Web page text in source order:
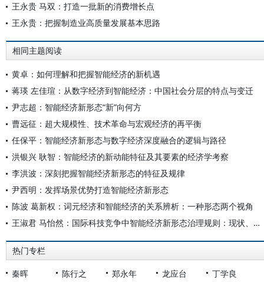
王永贵 马双：打造一批新的消费增长点
王永贵：把握制造业高质量发展基本思路
相同主题阅读
黄卓：如何理解和把握智能经济的新机遇
蒋瑛 左佳瑄：从数字经济到智能经济：中国社会分层的特点与变迁
尹志超：智能经济新形态“新”向何方
曹远征：超大规模性、技术革命与宏观经济的再平衡
任保平：智能经济新形态与数字经济深度融合的逻辑与路径
洪银兴 耿智：智能经济的新动能特征及其要素的经济学考察
李洪波：深刻把握智能经济新形态的特征及规律
尹西明：发挥场景优势打造智能经济新形态
陈波 葛新权：词元经济和智能经济的关系辨析：一种形态两个视角
王淑君 马怡然：国际科技竞争中智能经济新形态治理规则：现状、挑战与完善
热门专栏
秦晖 陈行之 郑永年 龙应台 丁学良